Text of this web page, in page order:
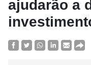
ajudarão a